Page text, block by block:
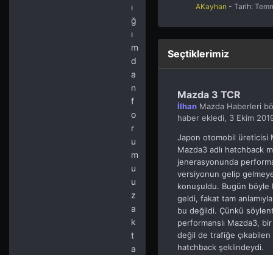
ı
ğ
ı
m
d
a
n
f
o
r
u
m
u
u
z
a
k
t
a
AKayhan - Tarih:
Seçtiklerimiz
Mazda 3 TCR
İlhan Mazda Haberleri
haber ekledi, 3 Ekim
Japon otomobil üreticisi
Mazda3 adlı hatchback
jenerasyonunda
versiyonun gelip
konuşuldu. Bugün böyle
geldi, fakat tam
bu değildi. Çünkü
performanslı Mazda3,
değil de trafiğe çıkabilen
hatchback şeklindeydi.